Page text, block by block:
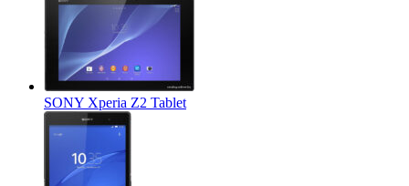
SONY Xperia Z2 Tablet